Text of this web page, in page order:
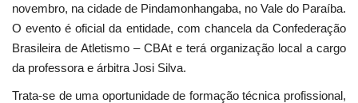
novembro, na cidade de Pindamonhangaba, no Vale do Paraíba.
O evento é oficial da entidade, com chancela da Confederação
Brasileira de Atletismo – CBAt e terá organização local a cargo
da professora e árbitra Josi Silva.
Trata-se de uma oportunidade de formação técnica profissional,